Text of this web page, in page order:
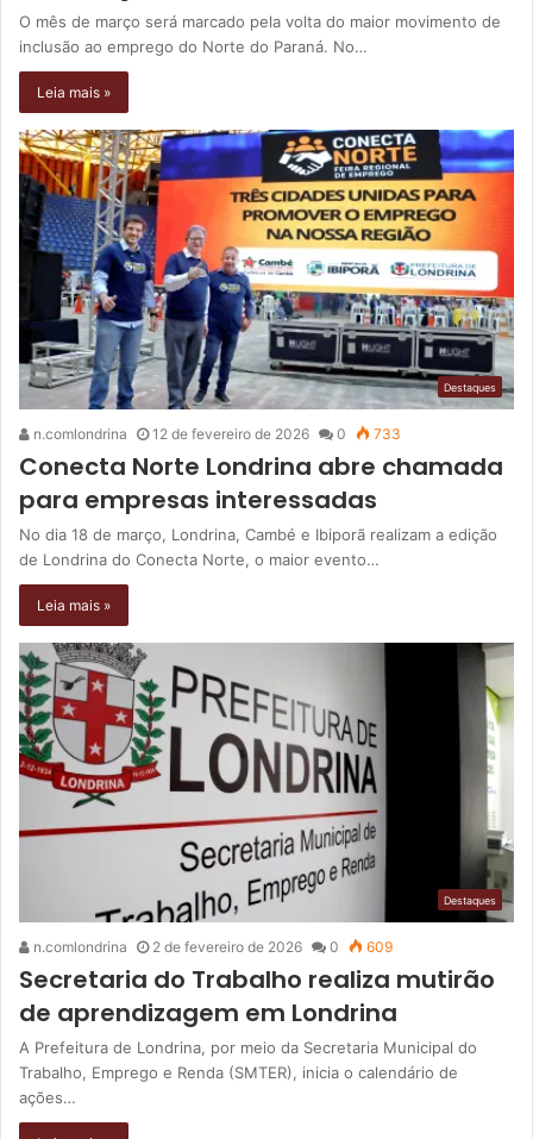
O mês de março será marcado pela volta do maior movimento de
inclusão ao emprego do Norte do Paraná. No…
Leia mais »
Destaques
n.comlondrina 12 de fevereiro de 2026 0 733
Conecta Norte Londrina abre chamada
para empresas interessadas
No dia 18 de março, Londrina, Cambé e Ibiporã realizam a edição
de Londrina do Conecta Norte, o maior evento…
Leia mais »
Destaques
n.comlondrina 2 de fevereiro de 2026 0 609
Secretaria do Trabalho realiza mutirão
de aprendizagem em Londrina
A Prefeitura de Londrina, por meio da Secretaria Municipal do
Trabalho, Emprego e Renda (SMTER), inicia o calendário de
ações…